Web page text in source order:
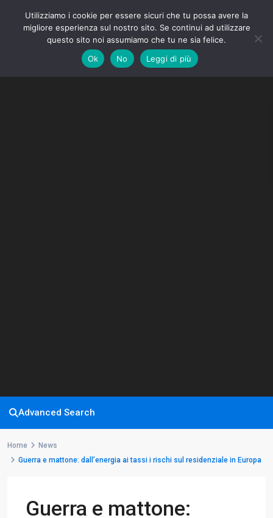
Advanced Search
Home
News
Guerra e mattone: dall’energia ai tassi i rischi sul residenziale in Europa
Guerra e mattone:
Utilizziamo i cookie per essere sicuri che tu possa avere la
migliore esperienza sul nostro sito. Se continui ad utilizzare
questo sito noi assumiamo che tu ne sia felice.
Ok
No Leggi di più